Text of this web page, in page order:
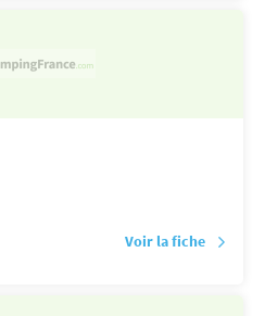
Voir la fiche